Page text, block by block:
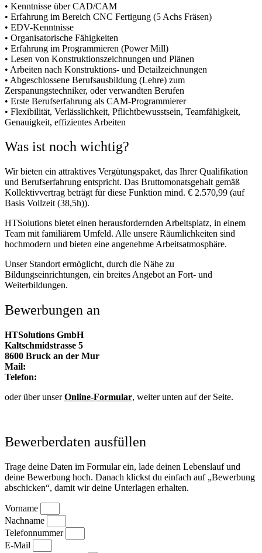
• Kenntnisse über CAD/CAM
• Erfahrung im Bereich CNC Fertigung (5 Achs Fräsen)
• EDV-Kenntnisse
• Organisatorische Fähigkeiten
• Erfahrung im Programmieren (Power Mill)
• Lesen von Konstruktionszeichnungen und Plänen
• Arbeiten nach Konstruktions- und Detailzeichnungen
• Abgeschlossene Berufsausbildung (Lehre) zum
Zerspanungstechniker, oder verwandten Berufen
• Erste Berufserfahrung als CAM-Programmierer
• Flexibilität, Verlässlichkeit, Pflichtbewusstsein, Teamfähigkeit,
Genauigkeit, effizientes Arbeiten
Was ist noch wichtig?
Wir bieten ein attraktives Vergütungspaket, das Ihrer Qualifikation
und Berufserfahrung entspricht. Das Bruttomonatsgehalt gemäß
Kollektivvertrag beträgt für diese Funktion mind. € 2.570,99 (auf
Basis Vollzeit (38,5h)).
HTSolutions bietet einen herausfordernden Arbeitsplatz, in einem
Team mit familiärem Umfeld. Alle unsere Räumlichkeiten sind
hochmodern und bieten eine angenehme Arbeitsatmosphäre.
Unser Standort ermöglicht, durch die Nähe zu
Bildungseinrichtungen, ein breites Angebot an Fort- und
Weiterbildungen.
Bewerbungen an
HTSolutions GmbH
Kaltschmidstrasse 5
8600 Bruck an der Mur
Mail:
Telefon:
oder über unserOnline-Formular, weiter unten auf der Seite.
Bewerberdaten ausfüllen
Trage deine Daten im Formular ein, lade deinen Lebenslauf und
deine Bewerbung hoch. Danach klickst du einfach auf „Bewerbung
abschicken“, damit wir deine Unterlagen erhalten.
Vorname
Nachname
Telefonnummer
E-Mail